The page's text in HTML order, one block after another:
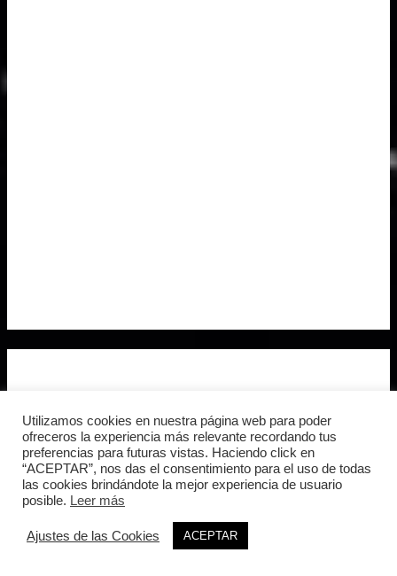
Utilizamos cookies en nuestra página web para poder
ofreceros la experiencia más relevante recordando tus
preferencias para futuras vistas. Haciendo click en
“ACEPTAR”, nos das el consentimiento para el uso de todas
las cookies brindándote la mejor experiencia de usuario
posible. Leer más
Ajustes de las Cookies ACEPTAR